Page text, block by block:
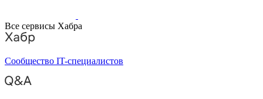
Все сервисы Хабра
Сообщество IT-специалистов